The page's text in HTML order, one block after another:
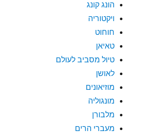
הונג קונג
ויקטוריה
חוחוט
טאיאן
טיול מסביב לעולם
לאושן
מוזיאונים
מונגוליה
מלבורן
מעברי הרים